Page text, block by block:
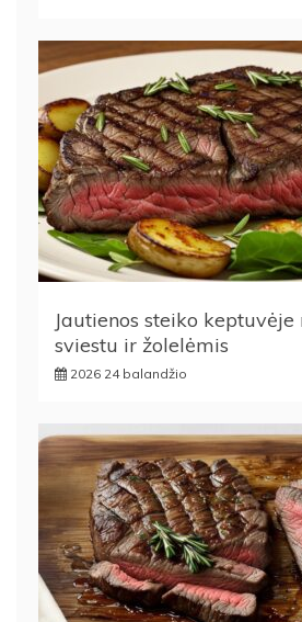
Jautienos steiko keptuvėje
sviestu ir žolelėmis
2026 24 balandžio